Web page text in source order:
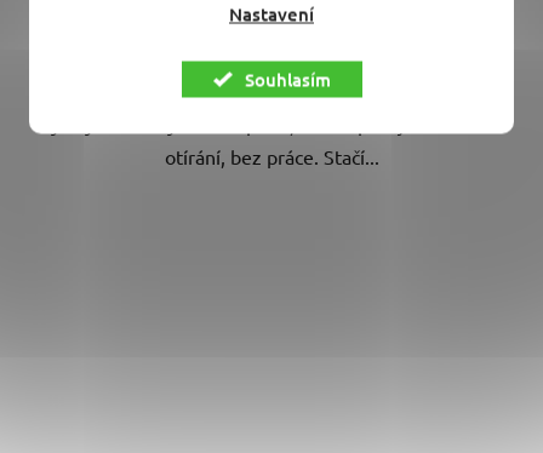
Nastavení
Souhlasím
otírání, bez práce. Stačí...